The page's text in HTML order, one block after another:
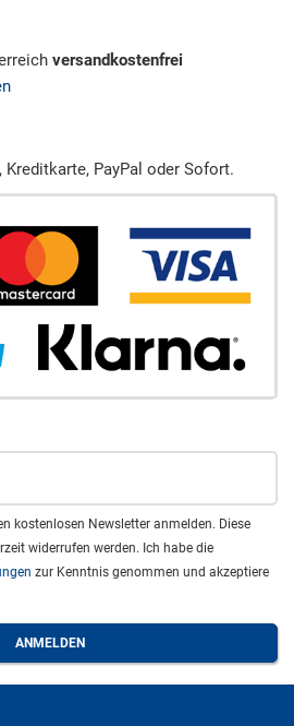
versandkostenfrei
Kreditkarte, PayPal oder Sofort.
kostenlosen Newsletter anmelden. Diese
widerrufen werden. Ich habe die
zur Kenntnis genommen und akzeptiere